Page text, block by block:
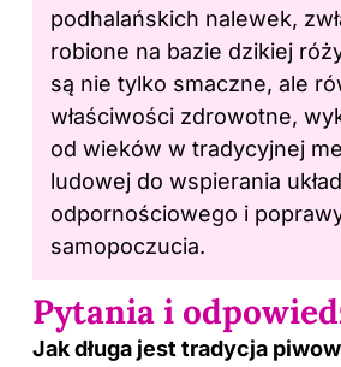
podhalańskich nalewek,
robione na bazie dzikiej
są nie tylko smaczne, ale
właściwości zdrowotne,
od wieków w tradycyjnej
ludowej do wspierania
odpornościowego i
samopoczucia.
Pytania i
Jak długa jest tradycja